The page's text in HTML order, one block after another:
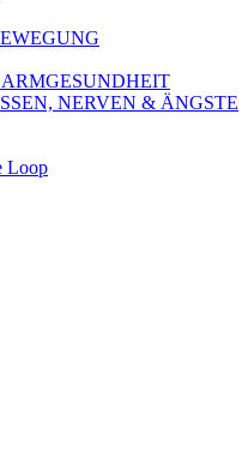
NERVEN & ÄNGSTE
Loop